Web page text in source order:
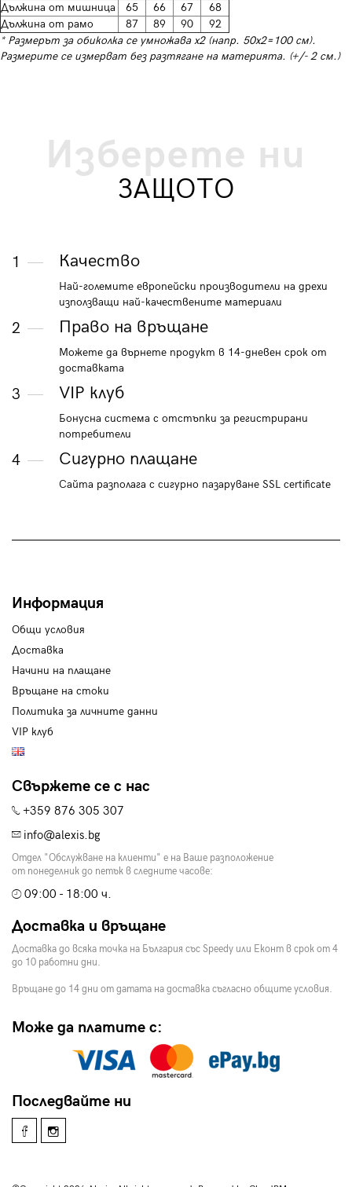
Дължина от мишница
65 66 67
68
Дължина от рамо
87 89 90
92
* Размерът за обиколка се умножава х2 (напр. 50х2=100 см).
Размерите се измерват без разтягане на материята. (+/- 2 см.)
Изберете ни
ЗАЩОТО
1 Качество
Най-големите европейски производители на дрехи
използващи най-качествените материали
2 Право на връщане
Можете да върнете продукт в 14-дневен срок от
доставката
3 VIP клуб
Бонусна система с отстъпки за регистрирани
потребители
4 Сигурно плащане
Сайта разполага с сигурно пазаруване SSL certificate
Информация
Общи условия
Доставка
Начини на плащане
Връщане на стоки
Политика за личните данни
VIP клуб
Свържете се с нас
+359 876 305 307
info@alexis.bg
Отдел "Обслужване на клиенти" е на Ваше разположение
от понеделник до петък в следните часове:
09:00 - 18:00 ч.
Доставка и връщане
Доставка до всяка точка на България със Speedy или Еконт в срок от 4
до 10 работни дни.
Връщане до 14 дни от датата на доставка съгласно общите условия.
Може да платите с:
Последвайте ни